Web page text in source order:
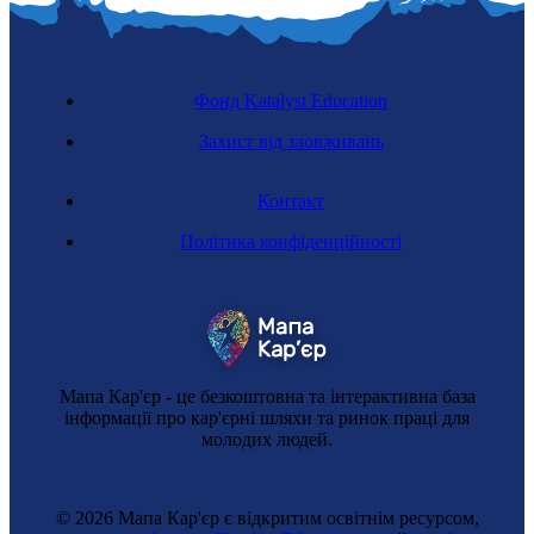
Мапа Кар'єр - це безкоштовна та інтерактивна база
інформації про кар'єрні шляхи та ринок праці для
молодих людей.
Контакт
Політика конфіденційності
Фонд Katalyst Education
Захист від зловживань
© 2026 Мапа Кар'єр є відкритим освітнім ресурсом,